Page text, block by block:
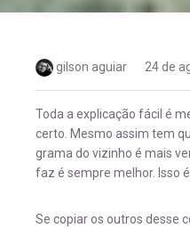
gilson aguiar 24 de
Toda a explicação fácil é
certo. Mesmo assim tem
grama do vizinho é mais
faz é sempre melhor. Isso
Se copiar os outros desse